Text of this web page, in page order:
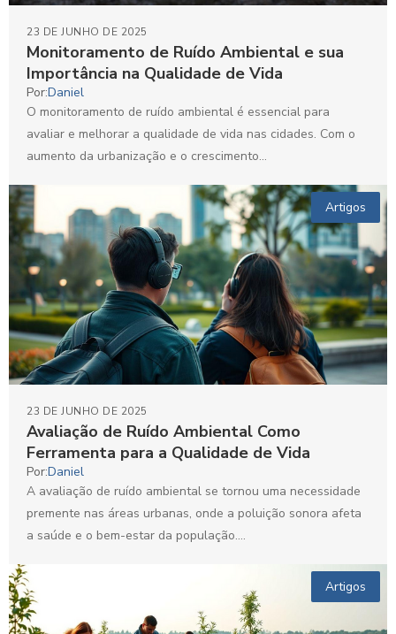
Monitoramento de Ruído Ambiental e sua
Importância na Qualidade de Vida
23 DE JUNHO DE 2025
Por:Daniel
O monitoramento de ruído ambiental é essencial para
avaliar e melhorar a qualidade de vida nas cidades. Com o
aumento da urbanização e o crescimento...
Artigos
Avaliação de Ruído Ambiental Como
Ferramenta para a Qualidade de Vida
23 DE JUNHO DE 2025
Por:Daniel
A avaliação de ruído ambiental se tornou uma necessidade
premente nas áreas urbanas, onde a poluição sonora afeta
a saúde e o bem-estar da população....
Artigos